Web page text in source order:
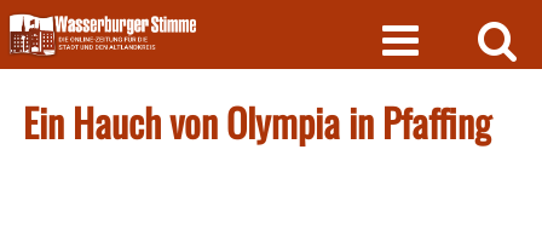
Skip
to
content
Ein Hauch von Olympia in Pfaffing